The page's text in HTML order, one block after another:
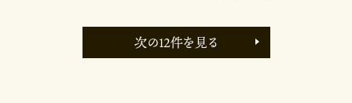
次の12件を見る